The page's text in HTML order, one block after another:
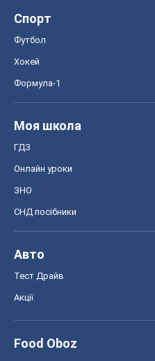
Спорт
Футбол
Хокей
Формула-1
Моя школа
ГДЗ
Онлайн уроки
ЗНО
СНД посібники
Авто
Тест Драйв
Акції
Food Oboz